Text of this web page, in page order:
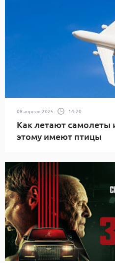
08 апреля 2025 14:20
Как летают самолеты
этому имеют птицы